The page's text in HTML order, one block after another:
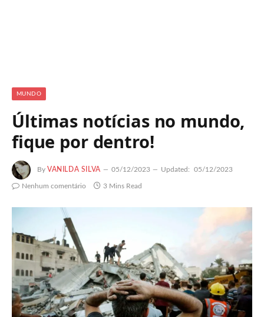
MUNDO
Últimas notícias no mundo,
fique por dentro!
By VANILDA SILVA 05/12/2023 Updated: 05/12/2023
Nenhum comentário 3 Mins Read